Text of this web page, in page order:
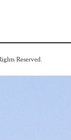
Reserved.